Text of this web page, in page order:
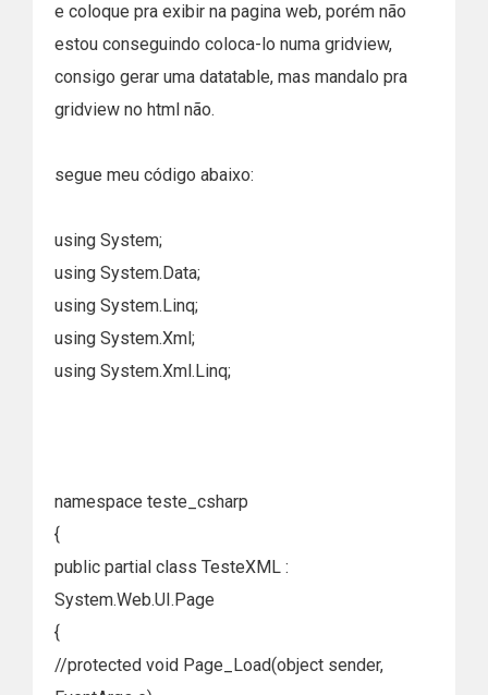
e coloque pra exibir na pagina web, porém não
estou conseguindo coloca-lo numa gridview,
consigo gerar uma datatable, mas mandalo pra
gridview no html não.
segue meu código abaixo:
using System;
using System.Data;
using System.Linq;
using System.Xml;
using System.Xml.Linq;
namespace teste_csharp
{
public partial class TesteXML :
System.Web.UI.Page
{
//protected void Page_Load(object sender,